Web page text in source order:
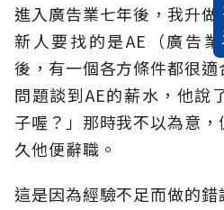
進入廣告業七年後，我升
新人要找的是AE（廣告
後，有一個各方條件都很
問題談到AE的薪水，他說
子喔？」那時我不以為意
久他便辭職。
這是因為經驗不足而做的